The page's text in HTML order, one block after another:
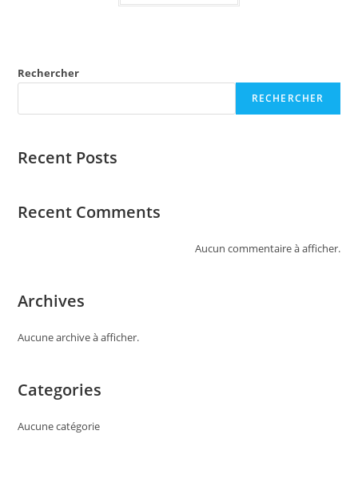
Rechercher
RECHERCHER
Recent Posts
Recent Comments
Aucun commentaire à afficher.
Archives
Aucune archive à afficher.
Categories
Aucune catégorie